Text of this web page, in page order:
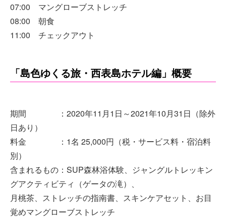
07:00 マングローブストレッチ
08:00 朝食
11:00 チェックアウト
「島色ゆくる旅・西表島ホテル編」概要
期間 ：2020年11月1日～2021年10月31日（除外
日あり）
料金 ：1名 25,000円（税・サービス料・宿泊料
別）
含まれるもの：SUP森林浴体験、ジャングルトレッキン
グアクティビティ（ゲータの滝）、
月桃茶、ストレッチの指南書、スキンケアセット、お目
覚めマングローブストレッチ